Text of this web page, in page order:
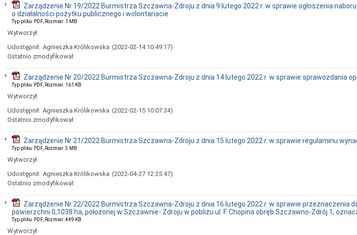
Zarządzenie Nr 19/2022 Burmistrza Szczawna-Zdroju z dnia 9 lutego 2022 r. w sprawie ogłoszenia
o działalności pożytku publicznego i wolontariacie
Typ pliku: PDF, Rozmiar: 1 MB
Wytworzył:
Udostępnił: Agnieszka Królikowska (2022-02-14 10:49:17)
Ostatnio zmodyfikował:
Zarządzenie Nr 20/2022 Burmistrza Szczawna-Zdroju z dnia 14 lutego 2022 r. w sprawie sprawozdania
Typ pliku: PDF, Rozmiar: 161 KB
Wytworzył:
Udostępnił: Agnieszka Królikowska (2022-02-15 10:07:34)
Ostatnio zmodyfikował:
Zarządzenie Nr 21/2022 Burmistrza Szczawna-Zdroju z dnia 15 lutego 2022 r. w sprawie regulaminu
Typ pliku: PDF, Rozmiar: 3 MB
Wytworzył:
Udostępnił: Agnieszka Królikowska (2022-04-27 12:25:47)
Ostatnio zmodyfikował:
Zarządzenie Nr 22/2022 Burmistrza Szczawna-Zdroju z dnia 16 lutego 2022 r. w sprawie
powierzchni 0,1038 ha, położonej w Szczawnie- Zdroju w pobliżu ul. F. Chopina obręb Szczawno-Zdrój 1,
Typ pliku: PDF, Rozmiar: 449 KB
Wytworzył: